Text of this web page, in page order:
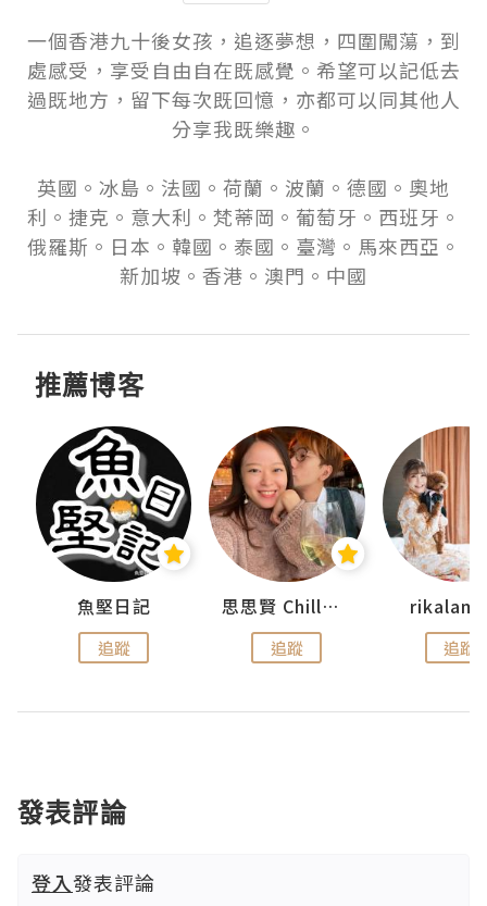
一個香港九十後女孩，追逐夢想，四圍闖蕩，到
處感受，享受自由自在既感覺。希望可以記低去
過既地方，留下每次既回憶，亦都可以同其他人
分享我既樂趣。
英國。冰島。法國。荷蘭。波蘭。德國。奧地
利。捷克。意大利。梵蒂岡。葡萄牙。西班牙。
俄羅斯。日本。韓國。泰國。臺灣。馬來西亞。
新加坡。香港。澳門。中國
推薦博客
魚堅日記
追蹤
思思賢 ChillMyBabe
追蹤 追蹤
發表評論
登入發表評論